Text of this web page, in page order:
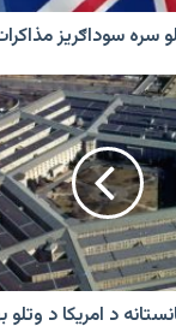
سره سوداګریز
د امریکا د